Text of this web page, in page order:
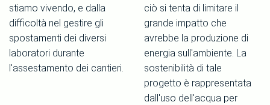
stiamo vivendo, e dalla
difficoltà nel gestire gli
spostamenti dei diversi
laboratori durante
l'assestamento dei cantieri.
ciò si tenta di limitare il
grande impatto che
avrebbe la produzione di
energia sull'ambiente. La
sostenibilità di tale
progetto è rappresentata
dall'uso dell'acqua per